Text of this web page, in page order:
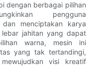
dengan berbagai pilihan
pengguna
dan menciptakan karya
jahitan yang dapat
warna, mesin ini
yang tak tertandingi,
visi kreatif